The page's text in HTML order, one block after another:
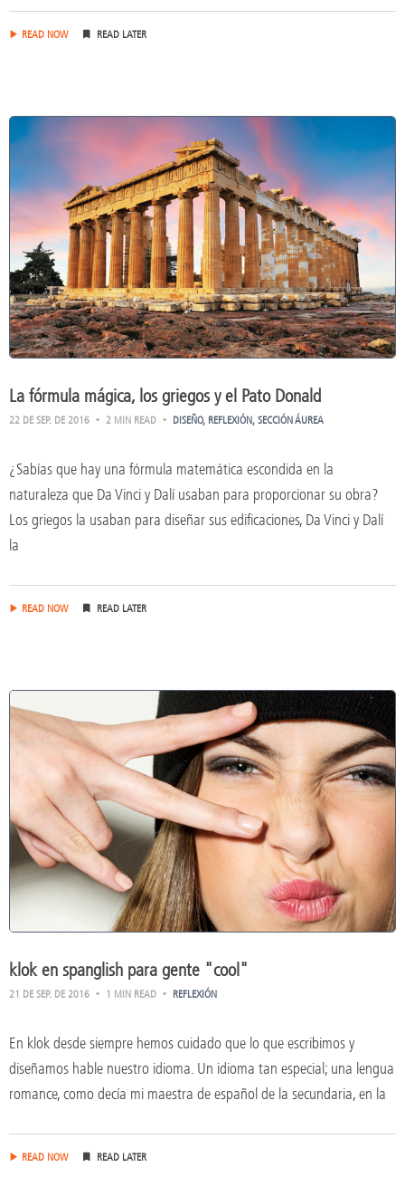
READ NOW READ LATER
La fórmula mágica, los griegos y el Pato Donald
22 DE SEP. DE 2016 2 MIN READ DISEÑO REFLEXIÓN SECCIÓN ÁUREA
¿Sabías que hay una fórmula matemática escondida en la
naturaleza que Da Vinci y Dalí usaban para proporcionar su obra?
Los griegos la usaban para diseñar sus edificaciones, Da Vinci y Dalí
la
READ NOW READ LATER
klok en spanglish para gente "cool"
21 DE SEP. DE 2016 1 MIN READ REFLEXIÓN
En klok desde siempre hemos cuidado que lo que escribimos y
diseñamos hable nuestro idioma. Un idioma tan especial; una lengua
romance, como decía mi maestra de español de la secundaria, en la
READ NOW READ LATER